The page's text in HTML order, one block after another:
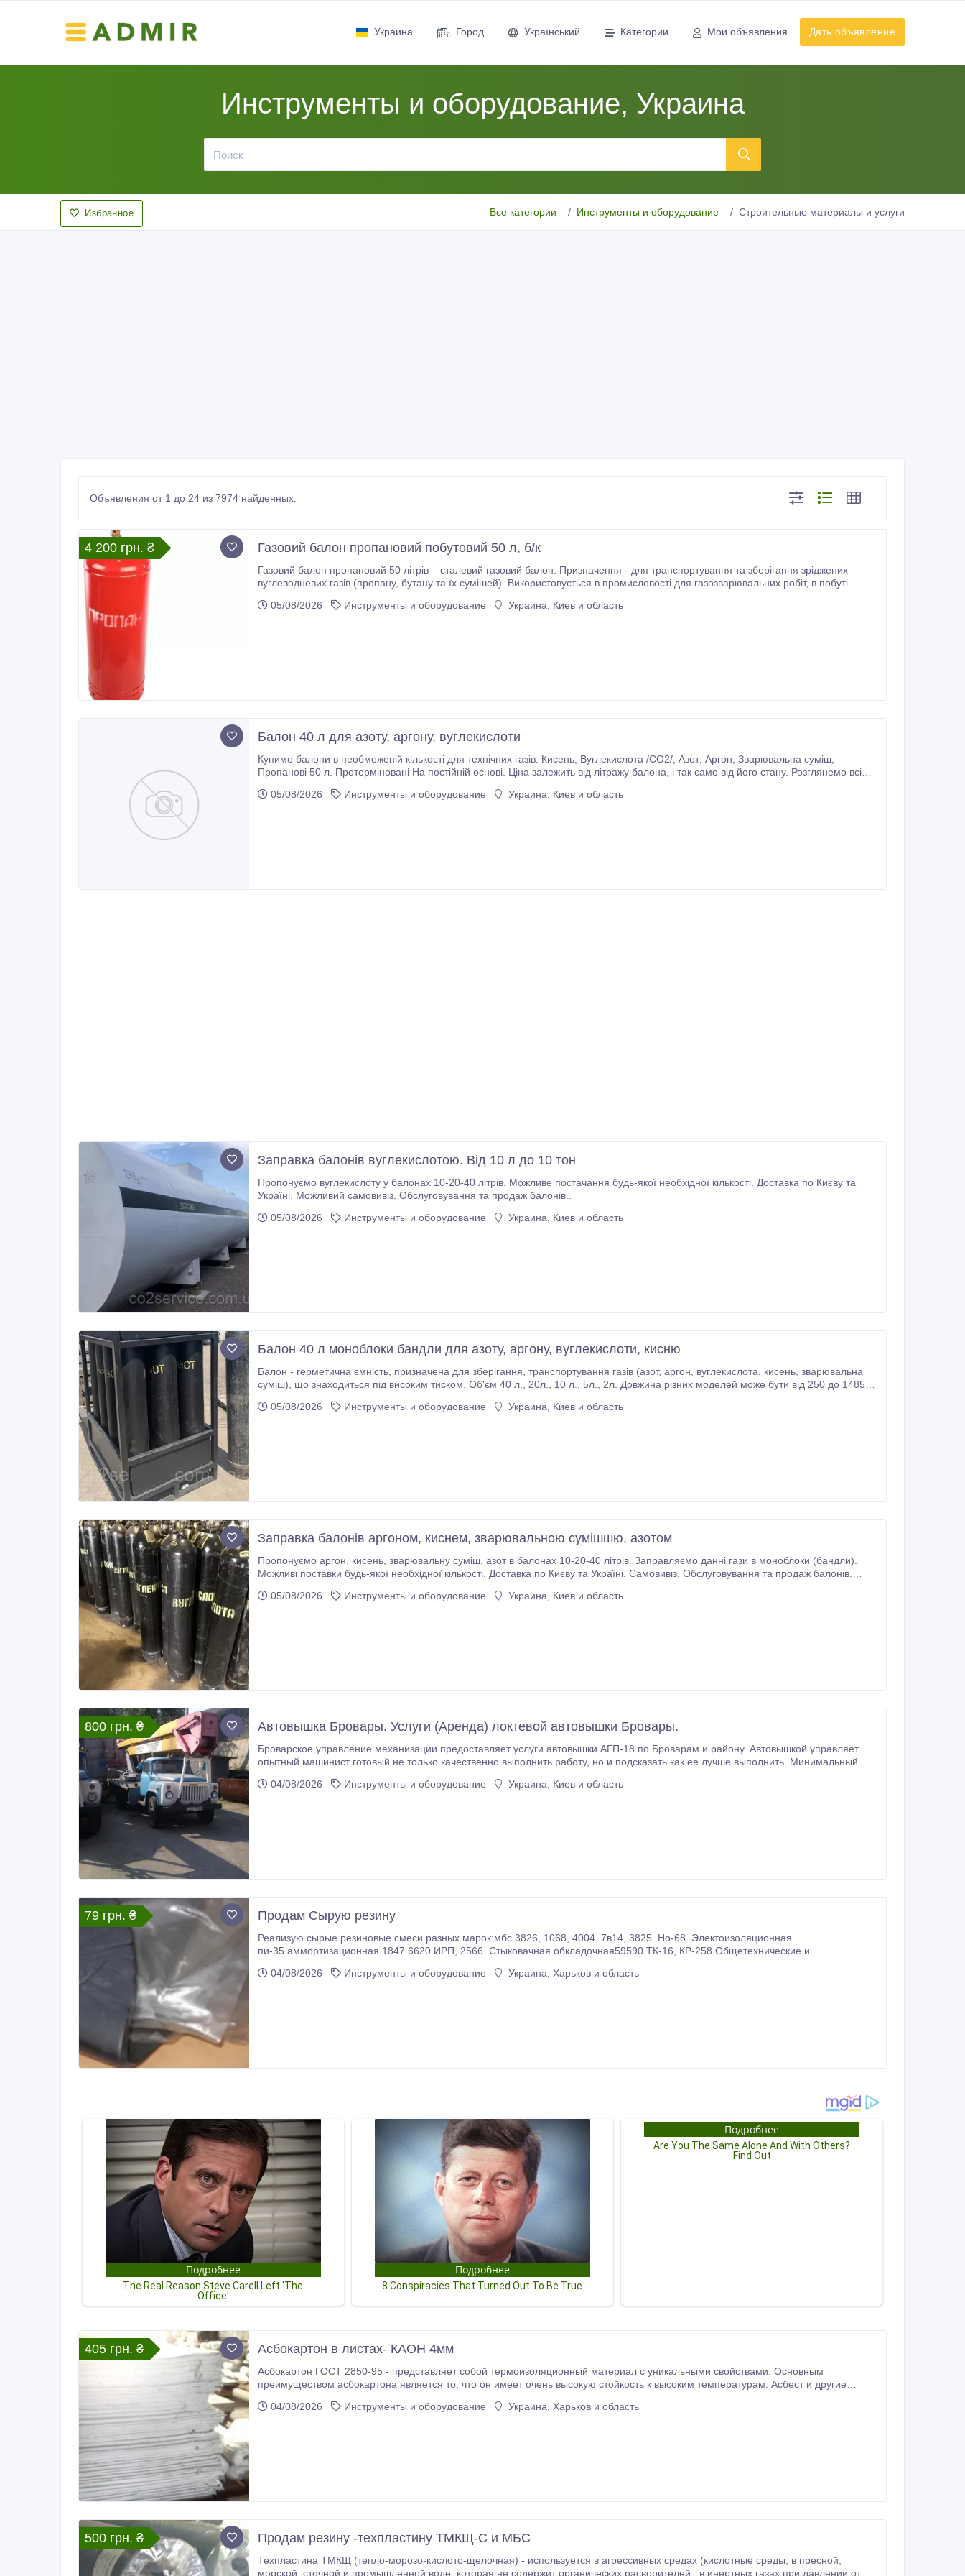
Украина Город Український Категории Мои объявления Дать объявление
Инструменты и оборудование, Украина
Избранное Все категории Инструменты и оборудование Строительные материалы и услуги
Объявления от 1 до 24 из 7974 найденных.
4 200 грн. ₴ Газовий балон пропановий побутовий 50 л, б/к
Газовий балон пропановий 50 літрів – сталевий газовий балон. Призначення - для транспортування та зберігання зріджених
вуглеводневих газів (пропану, бутану та їх сумішей). Використовується в промисловості для газозварювальних робіт, в побуті.
05/08/2026
Инструменты и оборудование Украина, Киев и область
Балон 40 л для азоту, аргону, вуглекислоти
Купимо балони в необмеженій кількості для технічних газів: Кисень; Вуглекислота /СО2/; Азот; Аргон; Зварювальна суміш;
Пропанові 50 л. Протерміновані На постійній основі. Ціна залежить від літражу балона, і так само від його стану. Розглянемо всі
05/08/2026
Инструменты и оборудование Украина, Киев и область
Заправка балонів вуглекислотою. Від 10 л до 10 тон
Пропонуємо вуглекислоту у балонах 10-20-40 літрів. Можливе постачання будь-якої необхідної кількості. Доставка по Києву та
Україні. Можливий самовивіз. Обслуговування та продаж балонів..
05/08/2026
Инструменты и оборудование Украина, Киев и область
Балон 40 л моноблоки бандли для азоту, аргону, вуглекислоти, кисню
Балон - герметична ємність, призначена для зберігання, транспортування газів (азот, аргон, вуглекислота, кисень, зварювальна
суміш), що знаходиться під високим тиском. Об'єм 40 л., 20л., 10 л., 5л., 2л. Довжина різних моделей може бути від 250 до 1485
05/08/2026
Инструменты и оборудование Украина, Киев и область
Заправка балонів аргоном, киснем, зварювальною сумішшю, азотом
Пропонуємо аргон, кисень, зварювальну суміш, азот в балонах 10-20-40 літрів. Заправляємо данні гази в моноблоки (бандли).
Можливі поставки будь-якої необхідної кількості. Доставка по Києву та Україні. Самовивіз. Обслуговування та продаж балонів.
05/08/2026
Инструменты и оборудование Украина, Киев и область
800 грн. ₴ Автовышка Бровары. Услуги (Аренда) локтевой автовышки Бровары.
Броварское управление механизации предоставляет услуги автовышки АГП-18 по Броварам и району. Автовышкой управляет
опытный машинист готовый не только качественно выполнить работу, но и подсказать как ее лучше выполнить. Минимальный
04/08/2026
Инструменты и оборудование Украина, Киев и область
79 грн. ₴ Продам Сырую резину
Реализую сырые резиновые смеси разных марок:мбс 3826, 1068, 4004. 7в14, 3825. Но-68. Электоизоляционная
пи-35.аммортизационная 1847.6620.ИРП, 2566. Стыковачная обкладочная59590.ТК-16, КР-258 Общетехнические и
04/08/2026
Инструменты и оборудование Украина, Харьков и область
405 грн. ₴ Асбокартон в листах- КАОН 4мм
Асбокартон ГОСТ 2850-95 - представляет собой термоизоляционный материал с уникальными свойствами. Основным
преимуществом асбокартона является то, что он имеет очень высокую стойкость к высоким температурам. Асбест и другие
04/08/2026
Инструменты и оборудование Украина, Харьков и область
500 грн. ₴ Продам резину -техпластину ТМКЩ-С и МБС
Техпластина ТМКЩ (тепло-морозо-кислото-щелочная) - используется в агрессивных средах (кислотные среды, в пресной,
морской, сточной и промышленной воде, которая не содержит органических расворителей ; в инертных газах при давлении от 0,